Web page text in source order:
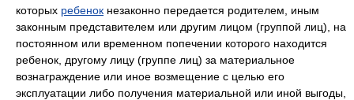
которых ребенок незаконно передается родителем, иным
законным представителем или другим лицом (группой лиц), на
постоянном или временном попечении которого находится
ребенок, другому лицу (группе лиц) за материальное
вознаграждение или иное возмещение с целью его
эксплуатации либо получения материальной или иной выгоды,